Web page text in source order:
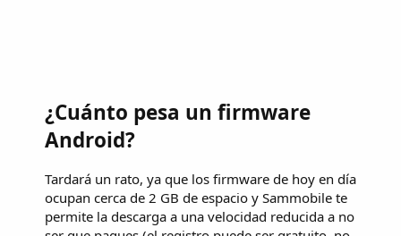
¿Cuánto pesa un firmware
Android?
Tardará un rato, ya que los firmware de hoy en día
ocupan cerca de 2 GB de espacio y Sammobile te
permite la descarga a una velocidad reducida a no